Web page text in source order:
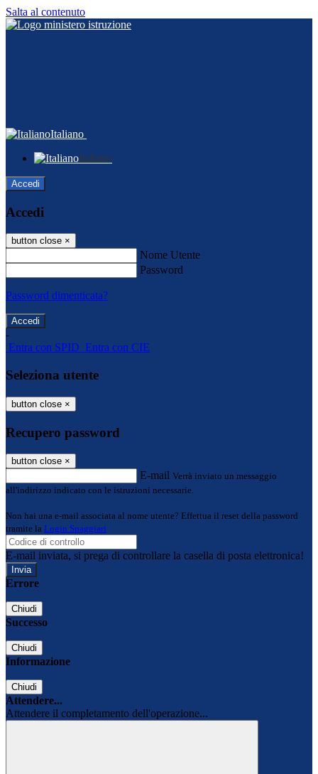
Salta al contenuto
Italiano
Italiano
Accedi
Accedi
button close ×
Nome Utente
Password
Password dimenticata?
-
Entra con SPID Entra con CIE
Seleziona utente
button close ×
Recupero password
button close ×
E-mail Verrà inviato un messaggio
all'indirizzo indicato con le istruzioni necessarie.
Non hai una e-mail associata al nome utente? Effettua il reset della password
tramite la Login Spaggiari
E-mail inviata, si prega di controllare la casella di posta elettronica!
Errore
Chiudi
Successo
Chiudi
Informazione
Chiudi
Attendere...
Attendere il completamento dell'operazione...